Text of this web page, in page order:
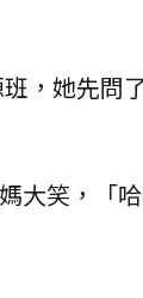
，她先問
大笑，「